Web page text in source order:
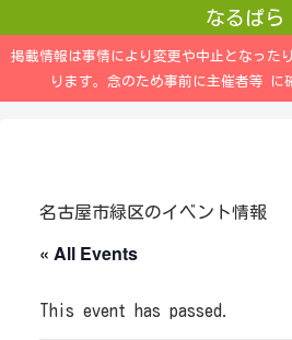
なるぱら
掲載情報は事情により変更や中止となった
ります。念のため事前に主催者等 に
名古屋市緑区のイベント情報
« All Events
This event has passed.